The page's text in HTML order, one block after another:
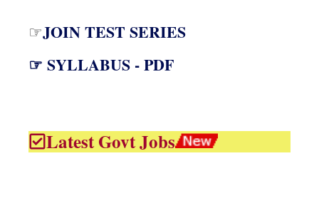
☞JOIN TEST SERIES
☞ SYLLABUS - PDF
Latest Govt Jobs